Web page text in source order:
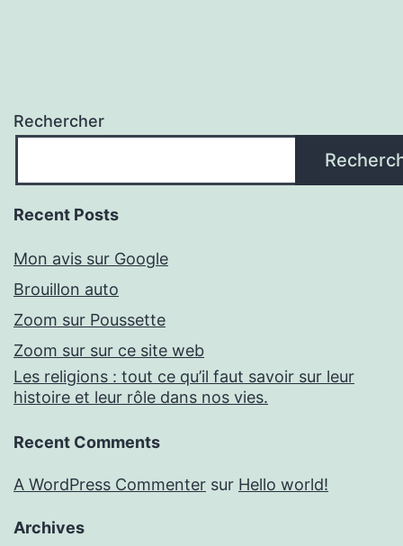
Rechercher
Recent Posts
Mon avis sur Google
Brouillon auto
Zoom sur Poussette
Zoom sur sur ce site web
Les religions : tout ce qu’il faut savoir sur leur
histoire et leur rôle dans nos vies.
Recent Comments
A WordPress Commenter sur Hello world!
Archives